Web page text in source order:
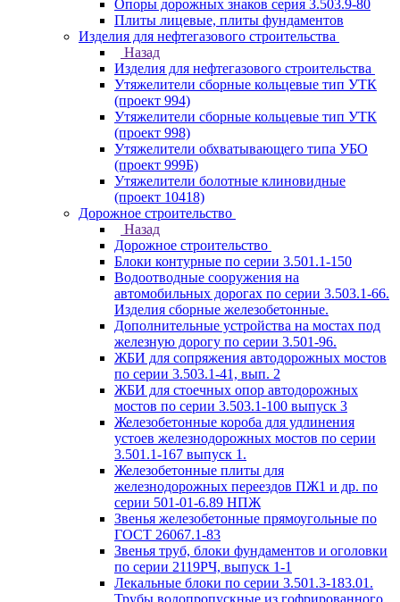
Опоры дорожных знаков серия 3.503.9-80
Плиты лицевые, плиты фундаментов
Изделия для нефтегазового строительства
Назад
Изделия для нефтегазового строительства
Утяжелители сборные кольцевые тип УТК
(проект 994)
Утяжелители сборные кольцевые тип УТК
(проект 998)
Утяжелители обхватывающего типа УБО
(проект 999Б)
Утяжелители болотные клиновидные
(проект 10418)
Дорожное строительство
Назад
Дорожное строительство
Блоки контурные по серии 3.501.1-150
Водоотводные сооружения на
автомобильных дорогах по серии 3.503.1-66.
Изделия сборные железобетонные.
Дополнительные устройства на мостах под
железную дорогу по серии 3.501-96.
ЖБИ для сопряжения автодорожных мостов
по серии 3.503.1-41, вып. 2
ЖБИ для стоечных опор автодорожных
мостов по серии 3.503.1-100 выпуск 3
Железобетонные короба для удлинения
устоев железнодорожных мостов по серии
3.501.1-167 выпуск 1.
Железобетонные плиты для
железнодорожных переездов ПЖ1 и др. по
серии 501-01-6.89 НПЖ
Звенья железобетонные прямоугольные по
ГОСТ 26067.1-83
Звенья труб, блоки фундаментов и оголовки
по серии 2119РЧ, выпуск 1-1
Лекальные блоки по серии 3.501.3-183.01.
Трубы водопропускные из гофрированного